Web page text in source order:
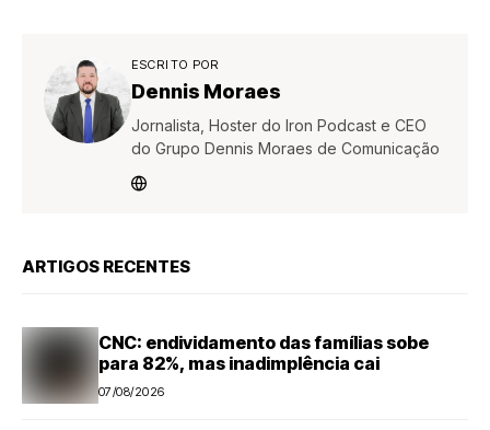
ESCRITO POR
Dennis Moraes
Jornalista, Hoster do Iron Podcast e CEO
do Grupo Dennis Moraes de Comunicação
ARTIGOS RECENTES
CNC: endividamento das famílias sobe
para 82%, mas inadimplência cai
07/08/2026